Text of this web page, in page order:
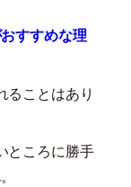
すすめな理
ることはあり
ところに勝手